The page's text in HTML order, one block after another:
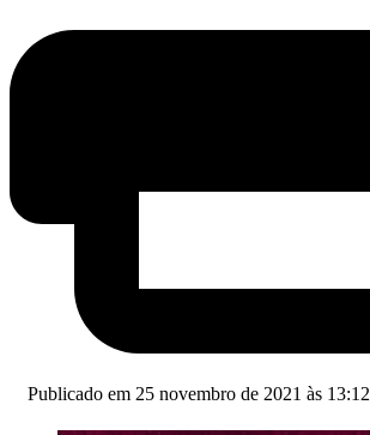
Publicado em 25 novembro de 2021 às 13:12